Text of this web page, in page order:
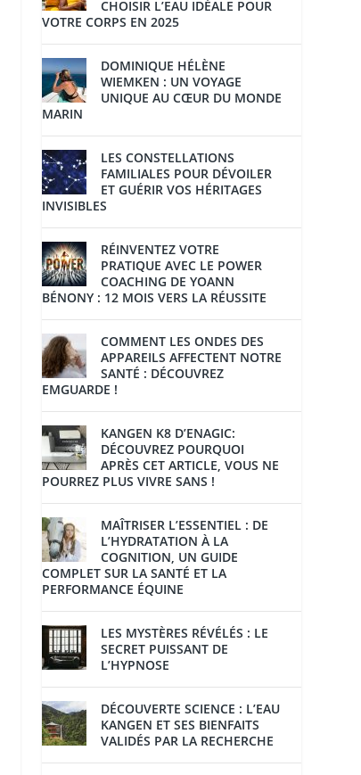
CHOISIR L’EAU IDÉALE POUR
VOTRE CORPS EN 2025
DOMINIQUE HÉLÈNE
WIEMKEN : UN VOYAGE
UNIQUE AU CŒUR DU MONDE
MARIN
LES CONSTELLATIONS
FAMILIALES POUR DÉVOILER
ET GUÉRIR VOS HÉRITAGES
INVISIBLES
RÉINVENTEZ VOTRE
PRATIQUE AVEC LE POWER
COACHING DE YOANN
BÉNONY : 12 MOIS VERS LA RÉUSSITE
COMMENT LES ONDES DES
APPAREILS AFFECTENT NOTRE
SANTÉ : DÉCOUVREZ
EMGUARDE !
KANGEN K8 D’ENAGIC:
DÉCOUVREZ POURQUOI
APRÈS CET ARTICLE, VOUS NE
POURREZ PLUS VIVRE SANS !
MAÎTRISER L’ESSENTIEL : DE
L’HYDRATATION À LA
COGNITION, UN GUIDE
COMPLET SUR LA SANTÉ ET LA
PERFORMANCE ÉQUINE
LES MYSTÈRES RÉVÉLÉS : LE
SECRET PUISSANT DE
L’HYPNOSE
DÉCOUVERTE SCIENCE : L’EAU
KANGEN ET SES BIENFAITS
VALIDÉS PAR LA RECHERCHE